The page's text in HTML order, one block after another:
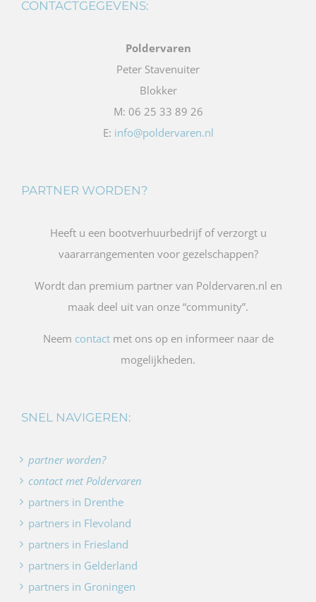
Poldervaren
Peter Stavenuiter
Blokker
M: 06 25 33 89 26
Heeft u een bootverhuurbedrijf of verzorgt u
Wordt dan premium partner van Poldervaren.nl en
met ons op en informeer naar de
partner worden?
contact met Poldervaren
partners in Drenthe
partners in Flevoland
partners in Friesland
partners in Gelderland